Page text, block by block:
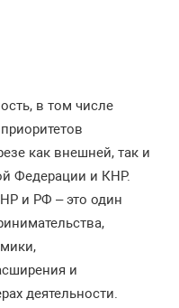
в том числе
как внешней, так и
Федерации и КНР.
и РФ – это один
и
деятельности.